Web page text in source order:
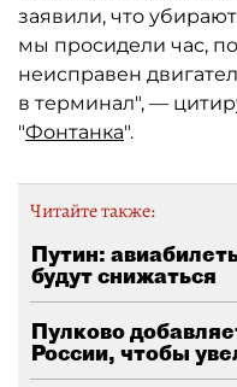
заявили, что
мы просидели час,
неисправен
в терминал", —
"Фонтанка".
Читайте также:
Путин:
будут снижаться
Пулково
России, чтобы